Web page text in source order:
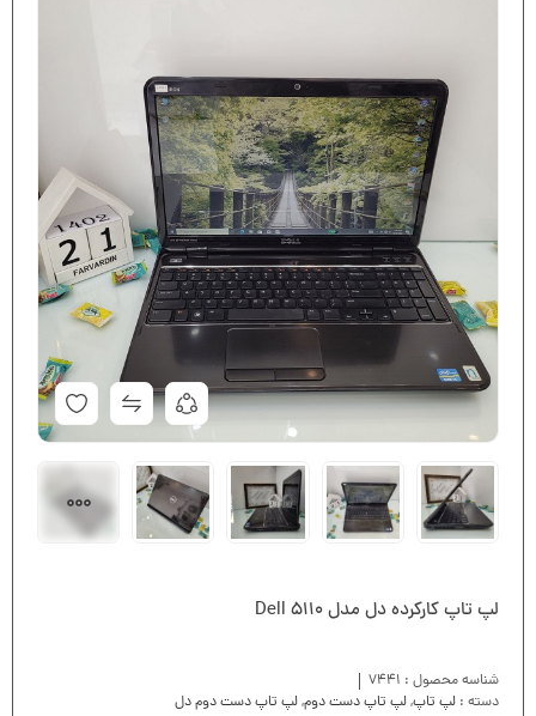
لپ تاپ کارکرده دل مدل Dell 5110
شناسه محصول : 7441
دسته : لپ تاپ,لپ تاپ دست دوم,لپ تاپ دست دوم دل